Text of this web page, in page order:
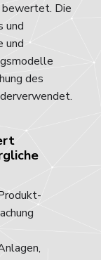
bewertet. Die
und
und
des